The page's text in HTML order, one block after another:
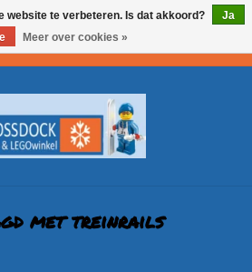
met treinrails
website te verbeteren. Is dat akkoord?
Ja
Meer over cookies »